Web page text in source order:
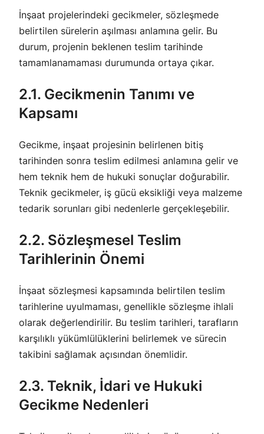
İnşaat projelerindeki gecikmeler, sözleşmede
belirtilen sürelerin aşılması anlamına gelir. Bu
durum, projenin beklenen teslim tarihinde
tamamlanamaması durumunda ortaya çıkar.
2.1. Gecikmenin Tanımı ve
Kapsamı
Gecikme, inşaat projesinin belirlenen bitiş
tarihinden sonra teslim edilmesi anlamına gelir ve
hem teknik hem de hukuki sonuçlar doğurabilir.
Teknik gecikmeler, iş gücü eksikliği veya malzeme
tedarik sorunları gibi nedenlerle gerçekleşebilir.
2.2. Sözleşmesel Teslim
Tarihlerinin Önemi
İnşaat sözleşmesi kapsamında belirtilen teslim
tarihlerine uyulmaması, genellikle sözleşme ihlali
olarak değerlendirilir. Bu teslim tarihleri, tarafların
karşılıklı yükümlülüklerini belirlemek ve sürecin
takibini sağlamak açısından önemlidir.
2.3. Teknik, İdari ve Hukuki
Gecikme Nedenleri